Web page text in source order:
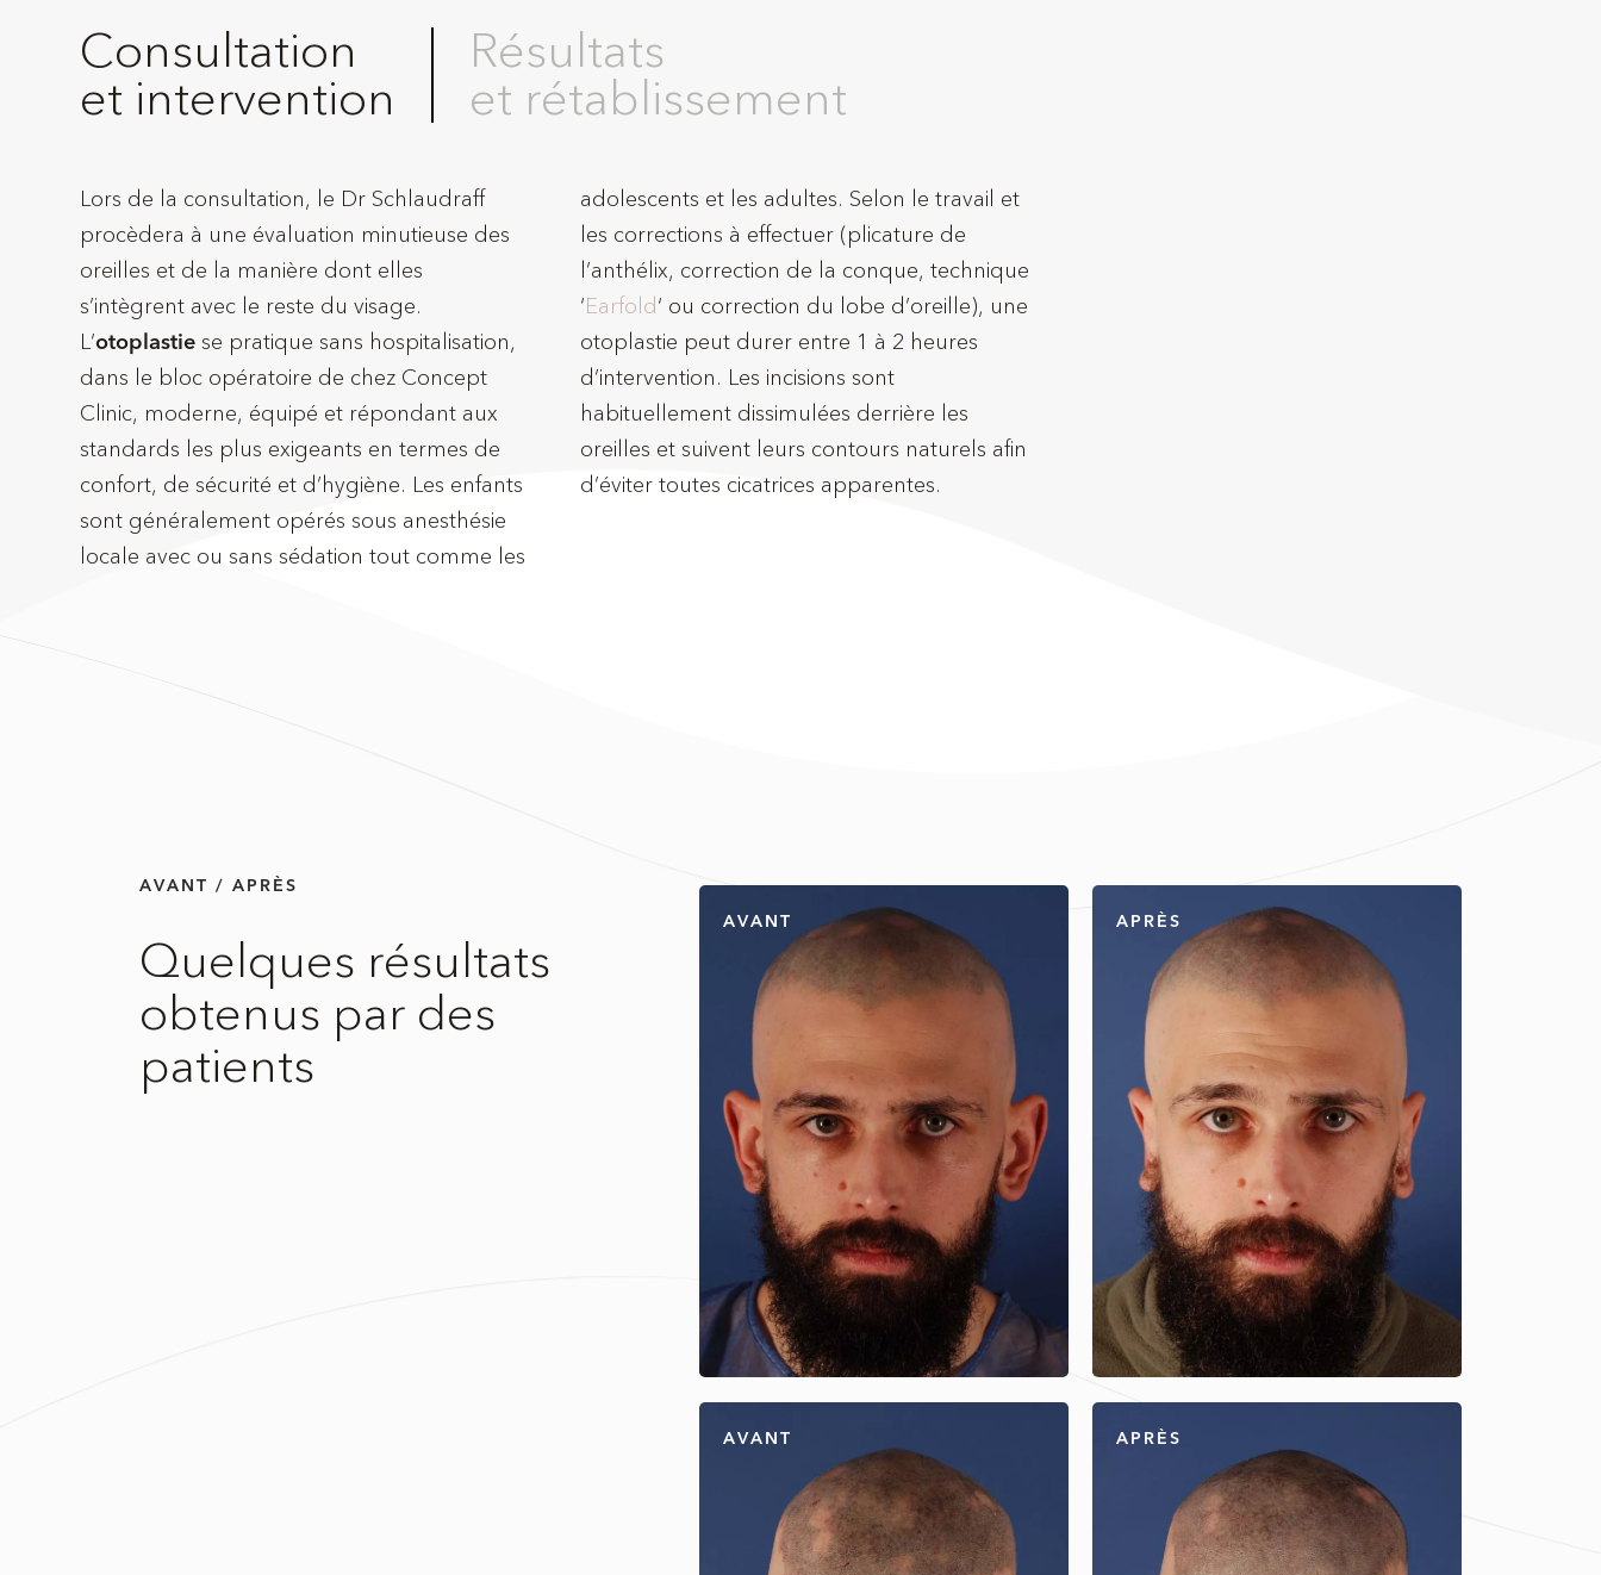
Consultation
et intervention
Résultats
et rétablissement
Lors de la consultation, le Dr Schlaudraff
procèdera à une évaluation minutieuse des
oreilles et de la manière dont elles
s’intègrent avec le reste du visage.
L’otoplastie se pratique sans hospitalisation,
dans le bloc opératoire de chez Concept
Clinic, moderne, équipé et répondant aux
standards les plus exigeants en termes de
confort, de sécurité et d’hygiène. Les enfants
sont généralement opérés sous anesthésie
locale avec ou sans sédation tout comme les
adolescents et les adultes. Selon le travail et
les corrections à effectuer (plicature de
l’anthélix, correction de la conque, technique
‘Earfold‘ ou correction du lobe d’oreille), une
otoplastie peut durer entre 1 à 2 heures
d’intervention. Les incisions sont
habituellement dissimulées derrière les
oreilles et suivent leurs contours naturels afin
d’éviter toutes cicatrices apparentes.
AVANT / APRÈS
Quelques résultats
obtenus par des
patients
AVANT APRÈS
AVANT APRÈS